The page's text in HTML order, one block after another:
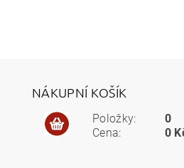
NÁKUPNÍ KOŠÍK
Položky:
Cena:
0
0